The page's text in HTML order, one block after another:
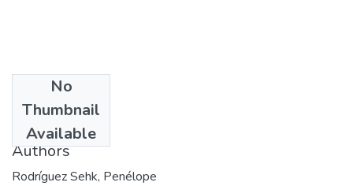
No
Thumbnail
Available
2001-10
Authors
Rodríguez Sehk, Penélope